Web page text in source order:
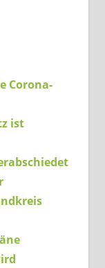
Corona-
ist